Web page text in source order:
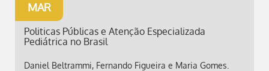
MAR
Politicas Públicas e Atenção Especializada
Pediátrica no Brasil
Daniel Beltrammi, Fernando Figueira e Maria Gomes.